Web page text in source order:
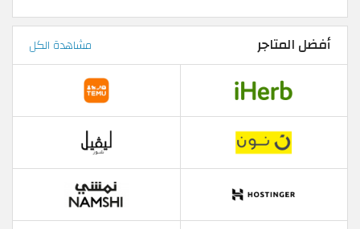
أفضل المتاجر مشاهدة الكل